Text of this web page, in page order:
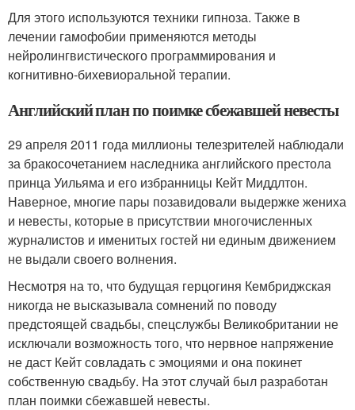
Для этого используются техники гипноза. Также в
лечении гамофобии применяются методы
нейролингвистического программирования и
когнитивно-бихевиоральной терапии.
Английский план по поимке сбежавшей невесты
29 апреля 2011 года миллионы телезрителей наблюдали
за бракосочетанием наследника английского престола
принца Уильяма и его избранницы Кейт Миддлтон.
Наверное, многие пары позавидовали выдержке жениха
и невесты, которые в присутствии многочисленных
журналистов и именитых гостей ни единым движением
не выдали своего волнения.
Несмотря на то, что будущая герцогиня Кембриджская
никогда не высказывала сомнений по поводу
предстоящей свадьбы, спецслужбы Великобритании не
исключали возможность того, что нервное напряжение
не даст Кейт совладать с эмоциями и она покинет
собственную свадьбу. На этот случай был разработан
план поимки сбежавшей невесты.